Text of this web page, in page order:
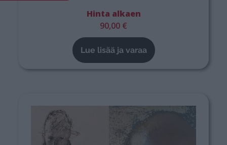
Hinta alkaen
90,00 €
Lue lisää ja varaa